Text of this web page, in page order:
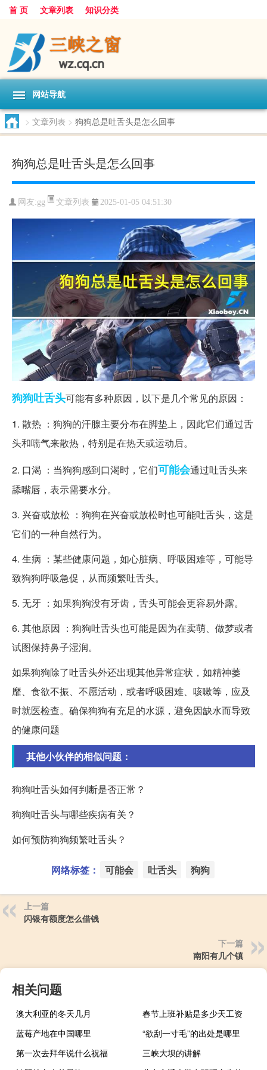
首 页 文章列表 知识分类
网站导航
> 文章列表 > 狗狗总是吐舌头是怎么回事
狗狗总是吐舌头是怎么回事
网友:gg 文章列表 2025-01-05 04:51:30
狗狗吐舌头可能有多种原因，以下是几个常见的原因：
1. 散热 ：狗狗的汗腺主要分布在脚垫上，因此它们通过舌
头和喘气来散热，特别是在热天或运动后。
2. 口渴 ：当狗狗感到口渴时，它们可能会通过吐舌头来
舔嘴唇，表示需要水分。
3. 兴奋或放松 ：狗狗在兴奋或放松时也可能吐舌头，这是
它们的一种自然行为。
4. 生病 ：某些健康问题，如心脏病、呼吸困难等，可能导
致狗狗呼吸急促，从而频繁吐舌头。
5. 无牙 ：如果狗狗没有牙齿，舌头可能会更容易外露。
6. 其他原因 ：狗狗吐舌头也可能是因为在卖萌、做梦或者
试图保持鼻子湿润。
如果狗狗除了吐舌头外还出现其他异常症状，如精神萎
靡、食欲不振、不愿活动，或者呼吸困难、咳嗽等，应及
时就医检查。确保狗狗有充足的水源，避免因缺水而导致
的健康问题
其他小伙伴的相似问题：
狗狗吐舌头如何判断是否正常？
狗狗吐舌头与哪些疾病有关？
如何预防狗狗频繁吐舌头？
网络标签： 可能会 吐舌头 狗狗
上一篇
闪银有额度怎么借钱
下一篇
南阳有几个镇
相关问题
澳大利亚的冬天几月
春节上班补贴是多少天工资
蓝莓产地在中国哪里
“欲刮一寸毛”的出处是哪里
第一次去拜年说什么祝福
三峡大坝的讲解